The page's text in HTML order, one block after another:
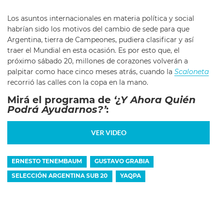
Los asuntos internacionales en materia política y social
habrían sido los motivos del cambio de sede para que
Argentina, tierra de Campeones, pudiera clasificar y así
traer el Mundial en esta ocasión. Es por esto que, el
próximo sábado 20, millones de corazones volverán a
palpitar como hace cinco meses atrás, cuando la Scaloneta
recorrió las calles con la copa en la mano.
Mirá el programa de ‘¿Y Ahora Quién
Podrá Ayudarnos?’:
VER VIDEO
ERNESTO TENEMBAUM GUSTAVO GRABIA
SELECCIÓN ARGENTINA SUB 20 YAQPA